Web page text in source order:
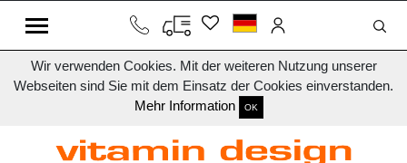
Wir verwenden Cookies. Mit der weiteren Nutzung unserer
Webseiten sind Sie mit dem Einsatz der Cookies einverstanden.
Mehr Information
OK